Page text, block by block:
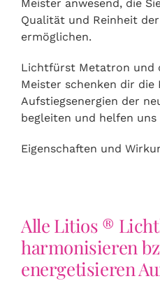
Meister anwesend, die
Qualität und Reinheit
ermöglichen.
Lichtfürst Metatron und
Meister schenken dir
Aufstiegsenergien der
begleiten und helfen uns
Eigenschaften und
Alle Litios ®
harmonisieren
energetisieren